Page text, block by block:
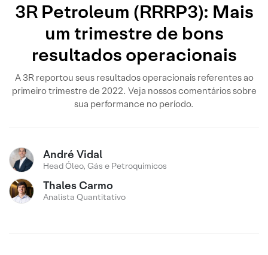
3R Petroleum (RRRP3): Mais
um trimestre de bons
resultados operacionais
A 3R reportou seus resultados operacionais referentes ao
primeiro trimestre de 2022. Veja nossos comentários sobre
sua performance no período.
André Vidal
Head Óleo, Gás e Petroquímicos
Thales Carmo
Analista Quantitativo